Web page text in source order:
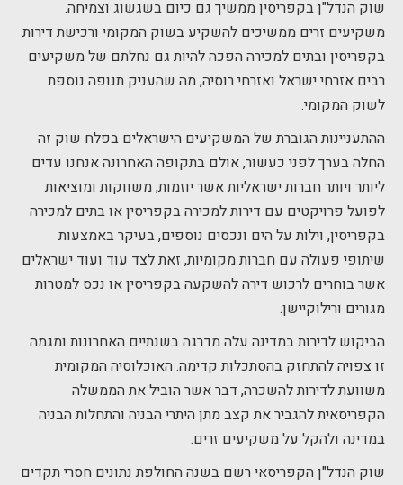
שוק הנדל"ן בקפריסין ממשיך גם כיום בשגשוג וצמיחה.
משקיעים זרים ממשיכים להשקיע בשוק המקומי ורכישת דירות
בקפריסין ובתים למכירה הפכה להיות גם נחלתם של משקיעים
רבים אזרחי ישראל ואזרחי רוסיה, מה שהעניק תנופה נוספת
לשוק המקומי.
ההתעניינות הגוברת של המשקיעים הישראלים בפלח שוק זה
החלה בערך לפני כעשור, אולם בתקופה האחרונה אנחנו עדים
ליותר ויותר חברות ישראליות אשר יוזמות, משווקות ומוציאות
לפועל פרויקטים עם דירות למכירה בקפריסין או בתים למכירה
בקפריסין, וילות על הים ונכסים נוספים, בעיקר באמצעות
שיתופי פעולה עם חברות מקומיות, זאת לצד עוד ועוד ישראלים
אשר בוחרים לרכוש דירה להשקעה בקפריסין או נכס למטרות
מגורים ורילוקיישן.
הביקוש לדירות במדינה עלה מדרגה בשנתיים האחרונות ומגמה
זו צפויה להתחזק בהסתכלות קדימה. האוכלוסיה המקומית
משוועת לדירות להשכרה, דבר אשר הוביל את הממשלה
הקפריסאית להגביר את קצב מתן היתרי הבניה והתחלות הבניה
במדינה ולהקל על משקיעים זרים.
שוק הנדל"ן הקפריסאי רשם בשנה החולפת נתונים חסרי תקדים